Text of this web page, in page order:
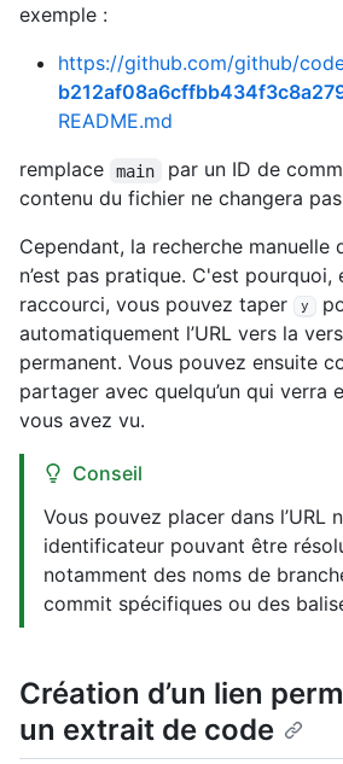
exemple :
https://github.com/github/
README.md
remplace
main
par un ID de
contenu du fichier ne changera
Cependant, la recherche manuelle
n’est pas pratique. C'est pourquoi,
raccourci, vous pouvez taper
y
automatiquement l’URL vers la
permanent. Vous pouvez ensuite
partager avec quelqu’un qui verra
vous avez vu.
Conseil
Vous pouvez placer dans l’URL
identificateur pouvant être
notamment des noms de
commit spécifiques ou des
Création d’un lien
un extrait de code